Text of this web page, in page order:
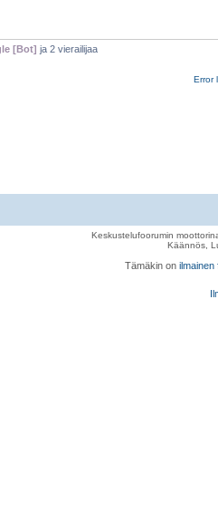
[Bot] ja 2 vierailijaa
Error
Keskustelufoorumin
Käännös,
Tämäkin on ilmainen